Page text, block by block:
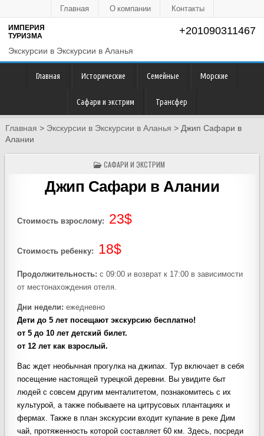
Главная О компании Контакты
ИМПЕРИЯ
ТУРИЗМА
Экскурсии в Экскурсии в Аланья
+201090311467
Главная Исторические Семейные Морские
Сафари и экстрим Трансфер
Главная > Экскурсии в Экскурсии в Аланья > Джип Сафари в
Алании
POSTED
САФАРИ И ЭКСТРИМ
Джип Сафари в Алании
Стоимость взрослому: 23$
Стоимость ребенку: 18$
Продолжительность: с 09:00 и возврат к 17:00 в зависимости
от местонахождения отеля.
Дни недели: ежедневно
Дети до 5 лет посещают экскурсию бесплатно!
от 5 до 10 лет детский билет.
от 12 лет как взрослый.
Вас ждет необычная прогулка на джипах. Тур включает в себя
посещение настоящей турецкой деревни. Вы увидите быт
людей с совсем другим менталитетом, познакомитесь с их
культурой, а также побываете на цитрусовых плантациях и
фермах. Также в план экскурсии входит купание в реке Дим
чай, протяженность которой составляет 60 км. Здесь, посреди